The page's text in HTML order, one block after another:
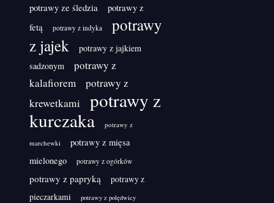
potrawy ze śledzia
potrawy z
fetą
potrawy z indyka
potrawy
z jajek
potrawy z jajkiem
sadzonym
potrawy z
kalafiorem
potrawy z
krewetkami
potrawy z
kurczaka
potrawy z
marchewki
potrawy z mięsa
mielonego
potrawy z ogórków
potrawy z papryką
potrawy z
pieczarkami
potrawy z polędwicy